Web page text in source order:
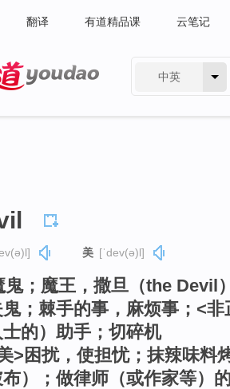
翻译 有道精品课 云笔记
中英
美 [ˈdev(ə)l]
鬼；魔王，撒旦（the Devil
鬼；棘手的事，麻烦事；<
的）助手；切碎机
>困扰，使担忧；抹辣味料
布）；做律师（或作家等）